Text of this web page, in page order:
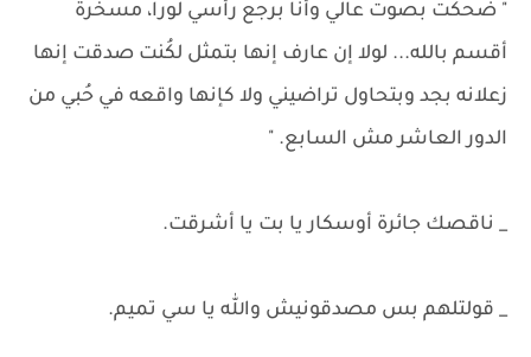
" ضحكت بصوت عالي وأنا برجع رأسي لورا، مسخرة
أقسم بالله... لولا إن عارف إنها بتمثل لكُنت صدقت إنها
زعلانه بجد وبتحاول تراضيني ولا كإنها واقعه في حُبي من
الدور العاشر مش السابع. "
_ ناقصك جائرة أوسكار يا بت يا أشرقت.
_ قولتلهم بس مصدقونيش والله يا سي تميم.